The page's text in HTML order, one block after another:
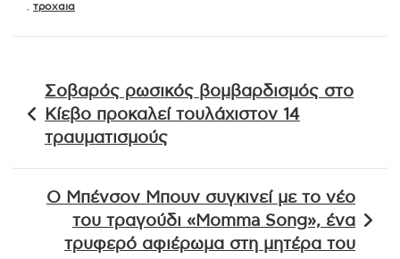
τροχαια
άρθρων
Σοβαρός ρωσικός βομβαρδισμός στο
Κίεβο προκαλεί τουλάχιστον 14
τραυματισμούς
Ο Μπένσον Μπουν συγκινεί με το νέο
του τραγούδι «Momma Song», ένα
τρυφερό αφιέρωμα στη μητέρα του